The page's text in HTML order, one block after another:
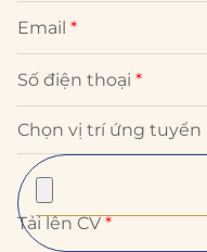
Email *
Số điện thoại *
Tải lên CV *